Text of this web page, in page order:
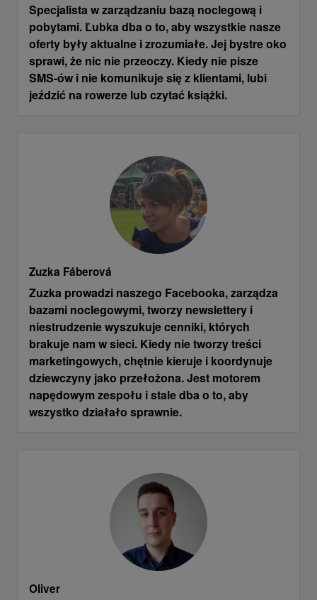
Specjalista w zarządzaniu bazą noclegową i
pobytami. Ľubka dba o to, aby wszystkie nasze
oferty były aktualne i zrozumiałe. Jej bystre oko
sprawi, że nic nie przeoczy. Kiedy nie pisze
SMS-ów i nie komunikuje się z klientami, lubi
jeździć na rowerze lub czytać książki.
Zuzka Fáberová
Zuzka prowadzi naszego Facebooka, zarządza
bazami noclegowymi, tworzy newslettery i
niestrudzenie wyszukuje cenniki, których
brakuje nam w sieci. Kiedy nie tworzy treści
marketingowych, chętnie kieruje i koordynuje
dziewczyny jako przełożona. Jest motorem
napędowym zespołu i stale dba o to, aby
wszystko działało sprawnie.
Oliver